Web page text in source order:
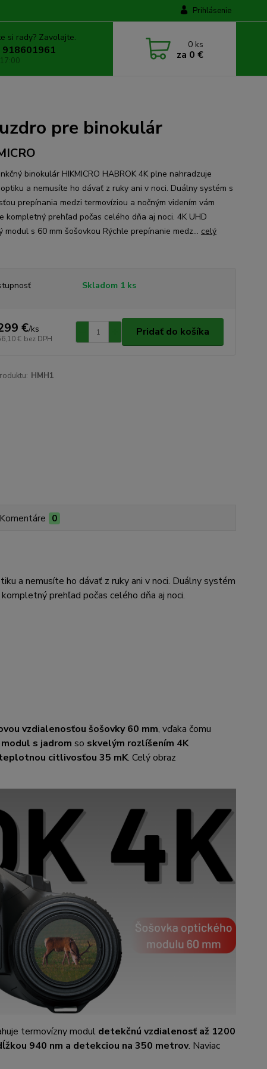
Prihlásenie
si rady? Zavolajte.
918601961 0 ks
za 0 €
pre binokulár
binokulár HIKMICRO HABROK 4K plne nahradzuje
a nemusíte ho dávať z ruky ani v noci. Duálny systém s
prepínania medzi termovíziou a nočným videním vám
kompletný prehľad počas celého dňa aj noci. 4K UHD
modul s 60 mm šošovkou Rýchle prepínanie medz... celý
Skladom 1 ks
€/ks
€ bez DPH
Pridať do košíka
HMH1
Komentáre 0
a nemusíte ho dávať z ruky ani v noci. Duálny systém
prehľad počas celého dňa aj noci.
vzdialenosťou šošovky 60 mm, vďaka čomu
s jadrom so skvelým rozlíšením 4K
citlivosťou 35 mK. Celý obraz
termovízny modul detekčnú vzdialenosť až 1200
940 nm a detekciou na 350 metrov. Naviac